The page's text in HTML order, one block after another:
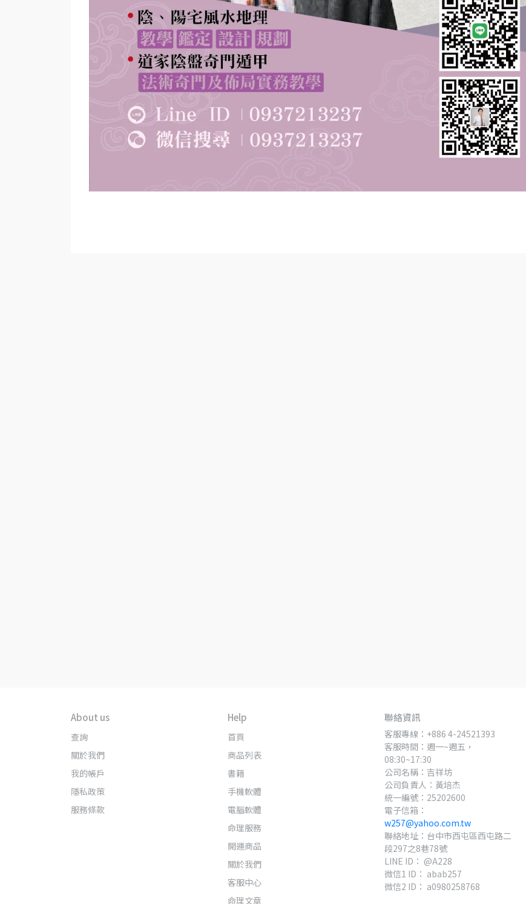
About us
查詢
關於我們
我的帳戶
隱私政策
服務條款
Help
首頁
商品列表
書籍
手機軟體
電腦軟體
命理服務
開運商品
關於我們
客服中心
命理文章
聯絡資訊
客服專線：+886 4-24521393
客服時間：週一~週五，
08:30~17:30
公司名稱：吉祥坊
公司負責人：黃培杰
統一編號：25202600
電子信箱：
w257@yahoo.com.tw
聯絡地址：台中市西屯區西屯路二
段297之8巷78號
LINE ID： @A228
微信1 ID： abab257
微信2 ID： a0980258768